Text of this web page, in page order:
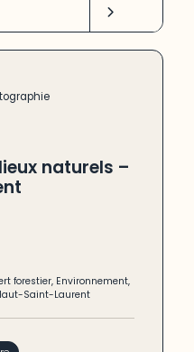
naturels –
forestier, Environnement,
Saint-Laurent